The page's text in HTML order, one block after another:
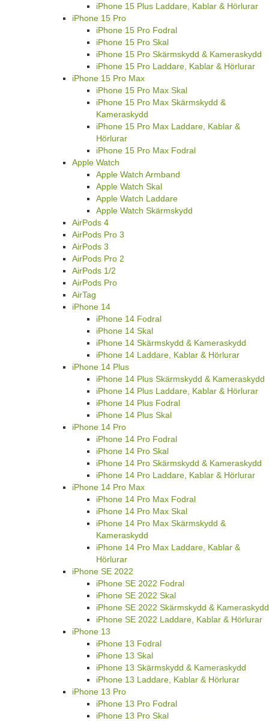
iPhone 15 Plus Laddare, Kablar & Hörlurar
iPhone 15 Pro
iPhone 15 Pro Fodral
iPhone 15 Pro Skal
iPhone 15 Pro Skärmskydd & Kameraskydd
iPhone 15 Pro Laddare, Kablar & Hörlurar
iPhone 15 Pro Max
iPhone 15 Pro Max Skal
iPhone 15 Pro Max Skärmskydd &
Kameraskydd
iPhone 15 Pro Max Laddare, Kablar &
Hörlurar
iPhone 15 Pro Max Fodral
Apple Watch
Apple Watch Armband
Apple Watch Skal
Apple Watch Laddare
Apple Watch Skärmskydd
AirPods 4
AirPods Pro 3
AirPods 3
AirPods Pro 2
AirPods 1/2
AirPods Pro
AirTag
iPhone 14
iPhone 14 Fodral
iPhone 14 Skal
iPhone 14 Skärmskydd & Kameraskydd
iPhone 14 Laddare, Kablar & Hörlurar
iPhone 14 Plus
iPhone 14 Plus Skärmskydd & Kameraskydd
iPhone 14 Plus Laddare, Kablar & Hörlurar
iPhone 14 Plus Fodral
iPhone 14 Plus Skal
iPhone 14 Pro
iPhone 14 Pro Fodral
iPhone 14 Pro Skal
iPhone 14 Pro Skärmskydd & Kameraskydd
iPhone 14 Pro Laddare, Kablar & Hörlurar
iPhone 14 Pro Max
iPhone 14 Pro Max Fodral
iPhone 14 Pro Max Skal
iPhone 14 Pro Max Skärmskydd &
Kameraskydd
iPhone 14 Pro Max Laddare, Kablar &
Hörlurar
iPhone SE 2022
iPhone SE 2022 Fodral
iPhone SE 2022 Skal
iPhone SE 2022 Skärmskydd & Kameraskydd
iPhone SE 2022 Laddare, Kablar & Hörlurar
iPhone 13
iPhone 13 Fodral
iPhone 13 Skal
iPhone 13 Skärmskydd & Kameraskydd
iPhone 13 Laddare, Kablar & Hörlurar
iPhone 13 Pro
iPhone 13 Pro Fodral
iPhone 13 Pro Skal